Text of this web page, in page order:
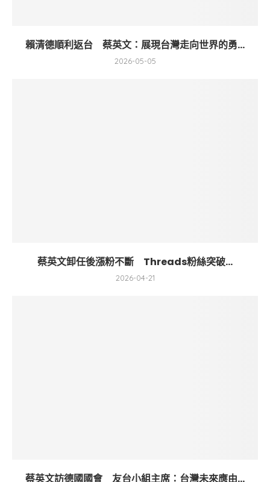
賴清德順利返台 蔡英文：展現台灣走向世界的勇...
2026-05-05
蔡英文卸任後漲粉不斷 Threads粉絲突破...
2026-04-21
蔡英文訪德國國會 友台小組主席：台灣未來應由...